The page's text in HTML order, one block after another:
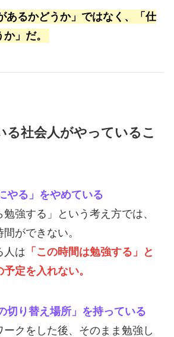
あるかどうか」ではなく、「仕
」だ。
る社会人がやっているこ
やる」をやめている
勉強する」という考え方では、
ができない。
人は 「この時間は勉強する」と
定を入れない。
切り替え場所」を持っている
ークをした後、そのまま勉強し